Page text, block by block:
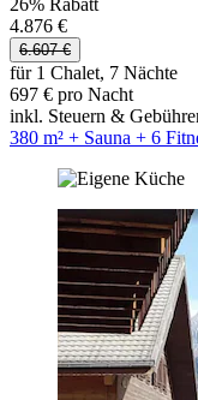
4.876 €
6.607 €
für 1 Chalet, 7 Nächte
697 € pro Nacht
inkl. Steuern &
380 m² + Sauna + 6